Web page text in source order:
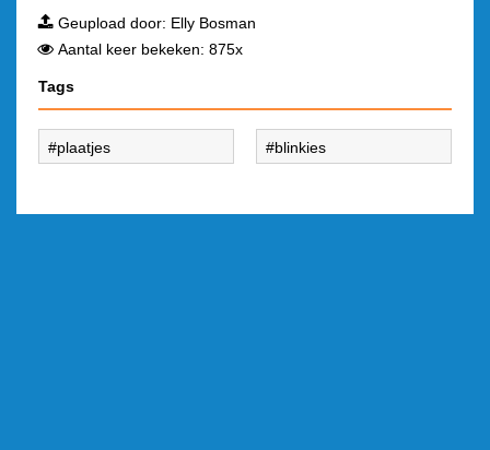
Geupload door: Elly Bosman
Aantal keer bekeken: 875x
Tags
plaatjes blinkies